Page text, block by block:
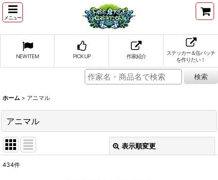
メニュー
NEW ITEM PICK UP 作家紹介
ステッカー＆缶バッチ
を作りたい！
ホーム > アニマル
アニマル
表示順変更
434件